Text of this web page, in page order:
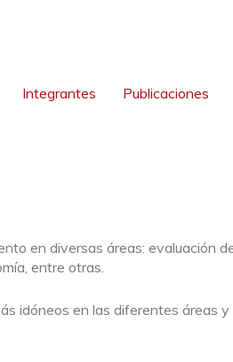
Integrantes Publicaciones
en diversas áreas: evaluación
entre otras.
idóneos en las diferentes áreas